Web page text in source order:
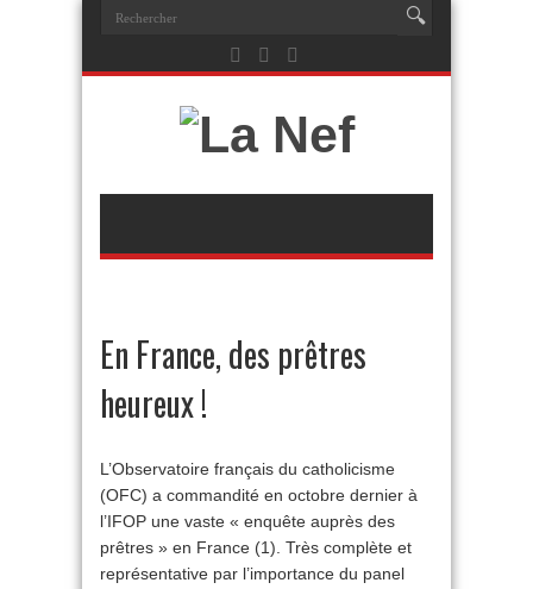
En France, des prêtres
heureux !
L’Observatoire français du catholicisme
(OFC) a commandité en octobre dernier à
l’IFOP une vaste « enquête auprès des
prêtres » en France (1). Très complète et
représentative par l’importance du panel